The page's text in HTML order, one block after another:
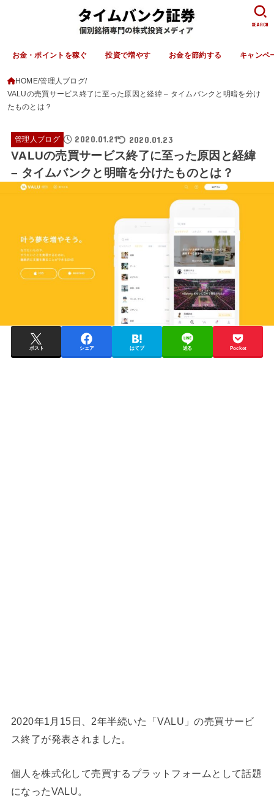
お金・ポイントを稼ぐ 投資で増やす お金を節約する キャンペ
SEARCH
HOME 管理人ブログ
VALUの売買サービス終了に至った原因と経緯 – タイムバンクと明暗を分け
たものとは？
管理人ブログ 2020.01.21 2020.01.23
VALUの売買サービス終了に至った原因と経緯
– タイムバンクと明暗を分けたものとは？
ポスト シェア はてブ 送る Pocket
2020年1月15日、2年半続いた「VALU」の売買サービ
ス終了が発表されました。
個人を株式化して売買するプラットフォーム として話題
になったVALU。